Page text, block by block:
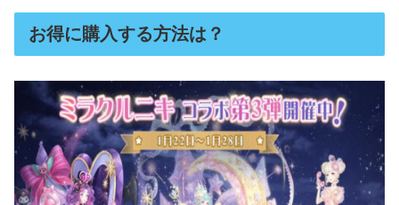
お得に購入する方法は？